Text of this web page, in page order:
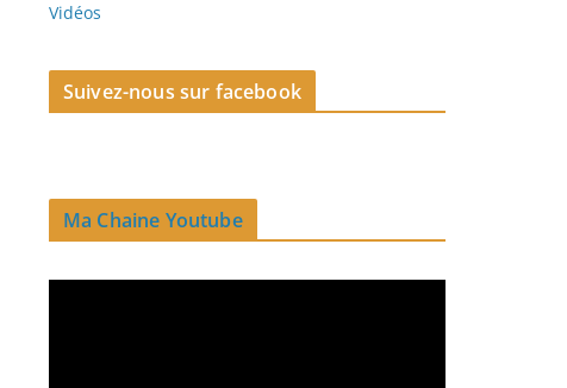
Vidéos
Suivez-nous sur facebook
Ma Chaine Youtube